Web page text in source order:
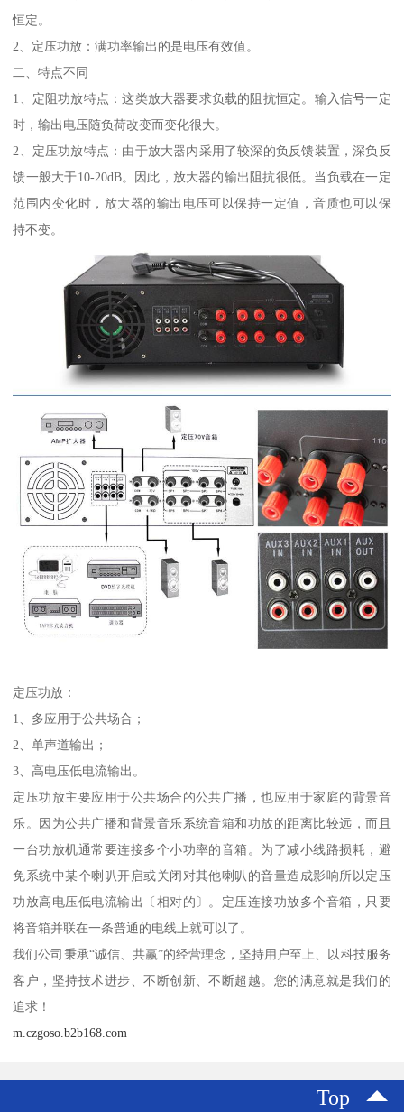
恒定。
2、定压功放：满功率输出的是电压有效值。
二、特点不同
1、定阻功放特点：这类放大器要求负载的阻抗恒定。输入信号一定
时，输出电压随负荷改变而变化很大。
2、定压功放特点：由于放大器内采用了较深的负反馈装置，深负反
馈一般大于10-20dB。因此，放大器的输出阻抗很低。当负载在一定
范围内变化时，放大器的输出电压可以保持一定值，音质也可以保
持不变。
定压功放：
1、多应用于公共场合；
2、单声道输出；
3、高电压低电流输出。
定压功放主要应用于公共场合的公共广播，也应用于家庭的背景音
乐。因为公共广播和背景音乐系统音箱和功放的距离比较远，而且
一台功放机通常要连接多个小功率的音箱。为了减小线路损耗，避
免系统中某个喇叭开启或关闭对其他喇叭的音量造成影响所以定压
功放高电压低电流输出〔相对的〕。定压连接功放多个音箱，只要
将音箱并联在一条普通的电线上就可以了。
我们公司秉承“诚信、共赢”的经营理念，坚持用户至上、以科技服务
客户，坚持技术进步、不断创新、不断超越。您的满意就是我们的
追求！
m.czgoso.b2b168.com
Top